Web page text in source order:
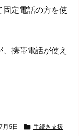
定電話の方を使
携帯電話が使え
月5日  手続き支援